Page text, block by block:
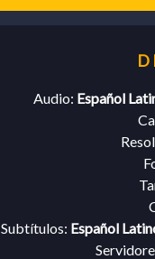
Audio: Español
Subtítulos: Español